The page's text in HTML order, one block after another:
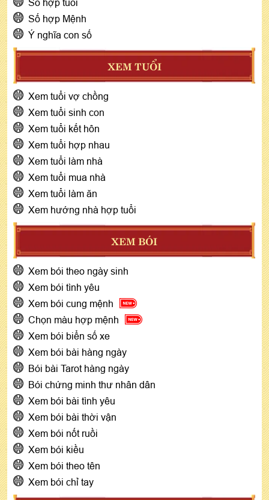
Số hợp tuổi
Số hợp Mệnh
Ý nghĩa con số
XEM TUỔI
Xem tuổi vợ chồng
Xem tuổi sinh con
Xem tuổi kết hôn
Xem tuổi hợp nhau
Xem tuổi làm nhà
Xem tuổi mua nhà
Xem tuổi làm ăn
Xem hướng nhà hợp tuổi
XEM BÓI
Xem bói theo ngày sinh
Xem bói tình yêu
Xem bói cung mệnh
Chọn màu hợp mệnh
Xem bói biển số xe
Xem bói bài hàng ngày
Bói bài Tarot hàng ngày
Bói chứng minh thư nhân dân
Xem bói bài tình yêu
Xem bói bài thời vận
Xem bói nốt ruồi
Xem bói kiều
Xem bói theo tên
Xem bói chỉ tay